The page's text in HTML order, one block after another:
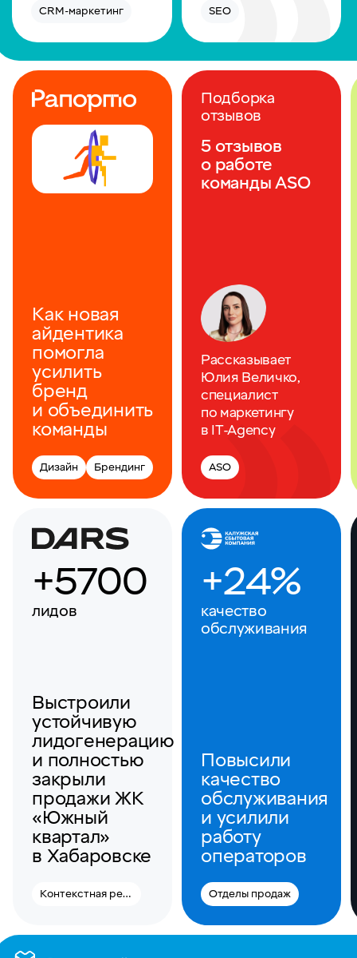
CRM-маркетинг SEO
Как новая
айдентика
помогла
усилить
бренд
и объединить
команды
Дизайн Брендинг
Подборка
отзывов
5 отзывов
о работе
команды ASO
Рассказывает
Юлия Величко,
специалист
по маркетингу
в IT-Agency
ASO
+5700
лидов
Выстроили
устойчивую
лидогенерацию
и полностью
закрыли
продажи ЖК
«Южный
квартал»
в Хабаровске
Контекстная реклама
+24%
качество
обслуживания
Повысили
качество
обслуживания
и усилили
работу
операторов
Отделы продаж